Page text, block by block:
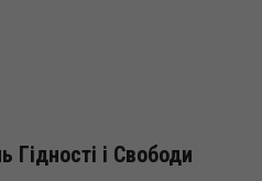
Гідності і Свободи